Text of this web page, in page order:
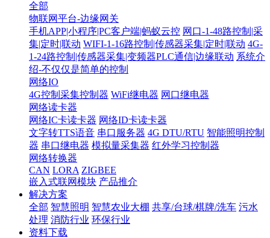
全部
物联网平台-边缘网关
手机APP|小程序|PC客户端|蚂蚁云控 网口-1-48路控制|采
集|定时|联动 WIFI-1-16路控制|传感器采集|定时|联动 4G-
1-24路控制|传感器采集|变频器PLC通信|边缘联动 系统介
绍-不仅仅是简单的控制
网络IO
4G控制采集控制器 WiFi继电器 网口继电器
网络读卡器
网络IC卡读卡器 网络ID卡读卡器
文字转TTS语音 串口服务器 4G DTU/RTU 智能照明控制
器 串口继电器 模拟量采集器 红外学习控制器
网络转换器
CAN LORA ZIGBEE
嵌入式联网模块 产品推介
解决方案
全部 智慧照明 智慧农业大棚 共享/台球/棋牌/洗车 污水
处理 消防行业 环保行业
资料下载